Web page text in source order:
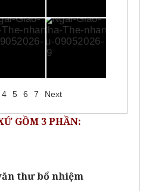
4 5 6 7 Next
GỒM 3 PHẦN:
thư bổ nhiệm